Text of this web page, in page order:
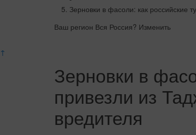
Зерновки в фасоли: как российские
Ваш регион Вся Россия? Изменить
↑
Зерновки в
привезли из
вредителя